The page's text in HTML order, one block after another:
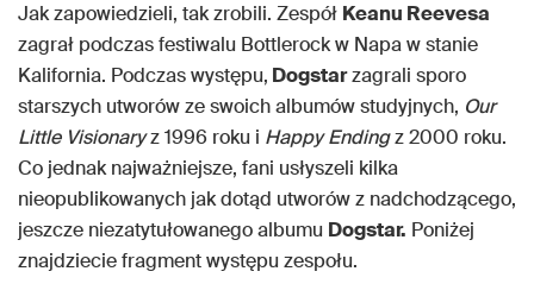
Jak zapowiedzieli, tak zrobili. Zespół Keanu Reevesa
zagrał podczas festiwalu Bottlerock w Napa w stanie
Kalifornia. Podczas występu, Dogstarzagrali sporo
starszych utworów ze swoich albumów studyjnych, Our
Little Visionaryz 1996 roku i Happy Endingz 2000 roku.
Co jednak najważniejsze, fani usłyszeli kilka
nieopublikowanych jak dotąd utworów z nadchodzącego,
jeszcze niezatytułowanego albumu Dogstar. Poniżej
znajdziecie fragment występu zespołu.